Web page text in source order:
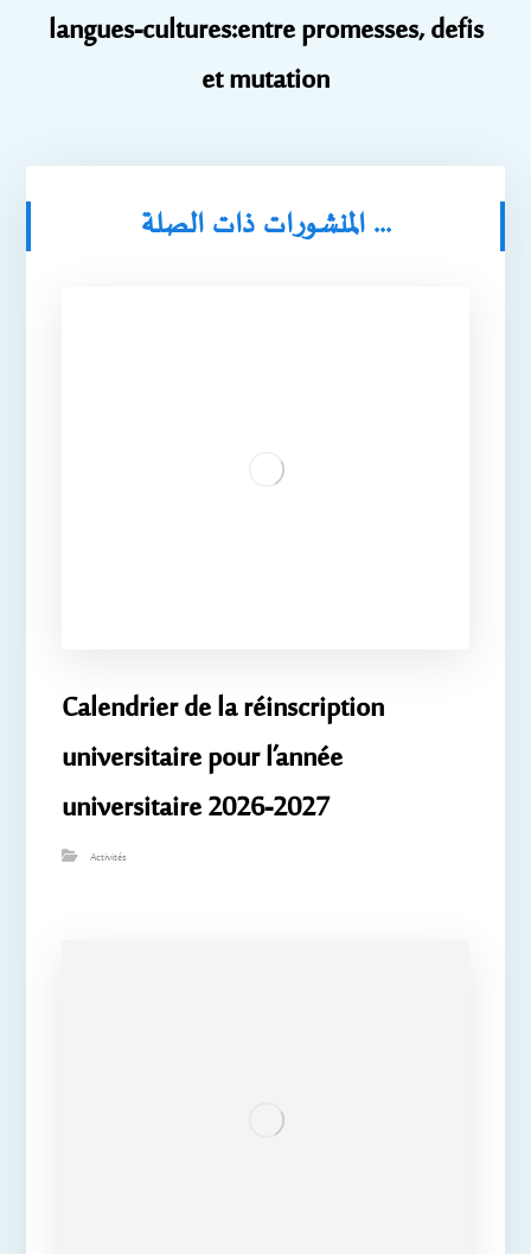
langues-cultures:entre promesses, defis
et mutation
المنشورات ذات الصلة ...
Calendrier de la réinscription
universitaire pour l’année
universitaire 2026-2027
Activités